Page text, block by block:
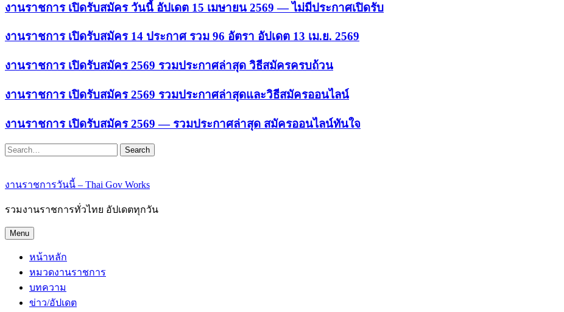
งานราชการ เปิดรับสมัคร วันนี้ อัปเดต 15 เมษายน 2569 — ไม่มีประกาศเปิดรับ
งานราชการ เปิดรับสมัคร 14 ประกาศ รวม 96 อัตรา อัปเดต 13 เม.ย. 2569
งานราชการ เปิดรับสมัคร 2569 รวมประกาศล่าสุด วิธีสมัครครบถ้วน
งานราชการ เปิดรับสมัคร 2569 รวมประกาศล่าสุดและวิธีสมัครออนไลน์
งานราชการ เปิดรับสมัคร 2569 — รวมประกาศล่าสุด สมัครออนไลน์ทันใจ
Search
งานราชการวันนี้ – Thai Gov Works
รวมงานราชการทั่วไทย อัปเดตทุกวัน
Menu
หน้าหลัก
หมวดงานราชการ
บทความ
ข่าว/อัปเดต